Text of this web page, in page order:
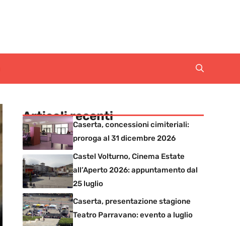
Articoli recenti
Caserta, concessioni cimiteriali:
proroga al 31 dicembre 2026
Castel Volturno, Cinema Estate
all’Aperto 2026: appuntamento dal
25 luglio
Caserta, presentazione stagione
Teatro Parravano: evento a luglio